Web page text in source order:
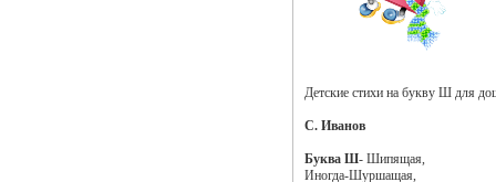
Детские стихи на букву Ш для
С. Иванов
Буква Ш- Шипящая,
Иногда-Шуршащая,